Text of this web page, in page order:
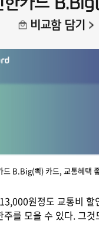
드 B.Big(삑) 카드, 교통혜택
원정도 교통비
를 모을 수 있다. 그